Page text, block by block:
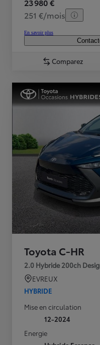
251 €/mois
En savoir plus
Comparez
Toyota C-HR
2.0 Hybride 200ch
EVREUX
HYBRIDE
Mise en circulation
12-2024
Energie